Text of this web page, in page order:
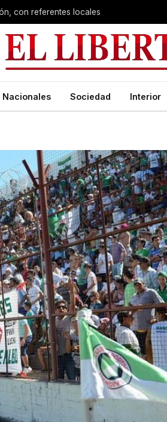
con referentes locales
Nacionales Sociedad Interior